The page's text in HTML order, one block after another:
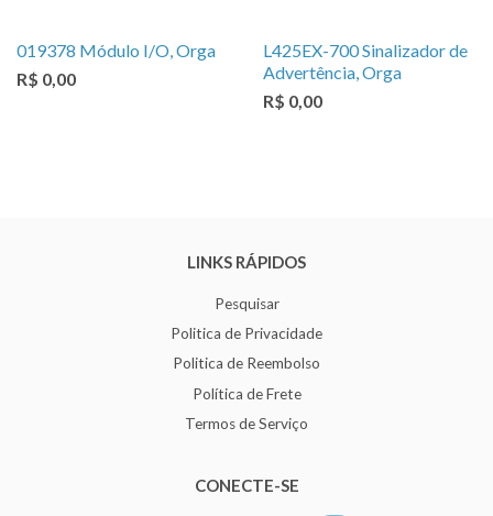
019378 Módulo I/O, Orga
R$ 0,00
L425EX-700 Sinalizador de
Advertência, Orga
R$ 0,00
LINKS RÁPIDOS
Pesquisar
Politica de Privacidade
Politica de Reembolso
Política de Frete
Termos de Serviço
CONECTE-SE